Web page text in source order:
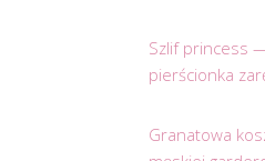
Szlif princess
pierścionka
Granatowa